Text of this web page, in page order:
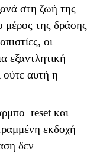
στη ζωή της
μέρος της δράσης
οι
εξαντλητική
ούτε αυτή η
reset και
εκδοχή
δεν